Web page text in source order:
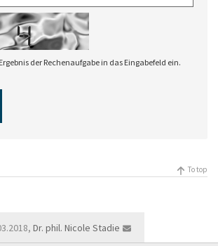
der Rechenaufgabe in das Eingabefeld ein.
To top
Dr. phil. Nicole Stadie